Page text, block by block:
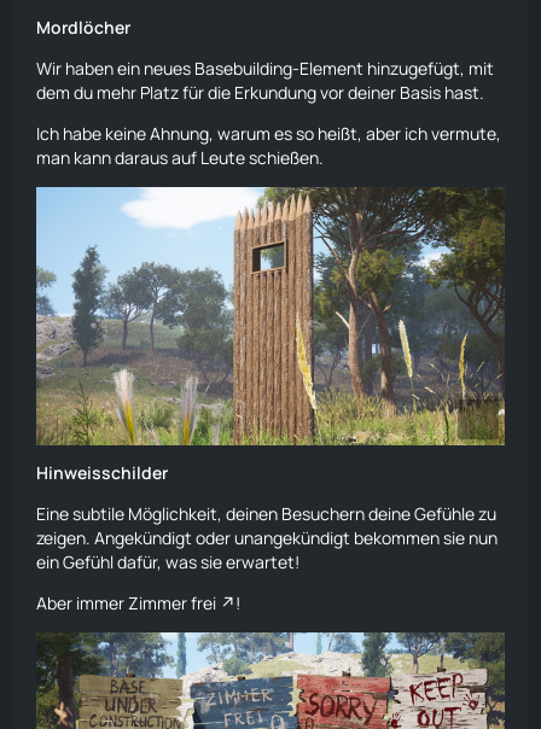
Mordlöcher
Wir haben ein neues Basebuilding-Element hinzugefügt, mit
dem du mehr Platz für die Erkundung vor deiner Basis hast.
Ich habe keine Ahnung, warum es so heißt, aber ich vermute,
man kann daraus auf Leute schießen.
Hinweisschilder
Eine subtile Möglichkeit, deinen Besuchern deine Gefühle zu
zeigen. Angekündigt oder unangekündigt bekommen sie nun
ein Gefühl dafür, was sie erwartet!
Aber immerZimmer frei !